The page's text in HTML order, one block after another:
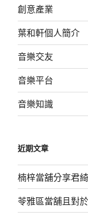
創意產業
葉和軒個人簡介
音樂交友
音樂平台
音樂知識
近期文章
楠梓當舖分享君
苓雅區當舖且對